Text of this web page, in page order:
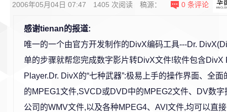
2006年05月04日 07:47 1405 次阅读 稿源： 0 条评论
感谢tienan的报道:
唯一的一个由官方开发制作的DivX编码工具---Dr.
单的步骤就帮您完成数字影片转DivX文件!软件包含DivX
Player.Dr. DivX的“七种武器”:极易上手的操作界面、全
的MPEG1文件,SVCD或DVD中的MPEG2文件、DV数
公司的WMV文件,以及各种MPEG4、AVI文件,均可以直